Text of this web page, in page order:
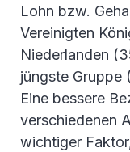
Lohn bzw.
Vereinigten
Niederlanden
jüngste Gruppe
Eine bessere
verschiedenen
wichtiger